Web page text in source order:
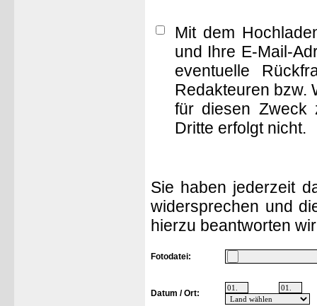
Mit dem
und Ihre E-Mail-
eventuelle
Redakteuren bzw.
für diesen Zweck
Dritte erfolgt nicht.
Sie haben jederzeit
widersprechen und
hierzu beantworten
Fotodatei:
Datum / Ort: